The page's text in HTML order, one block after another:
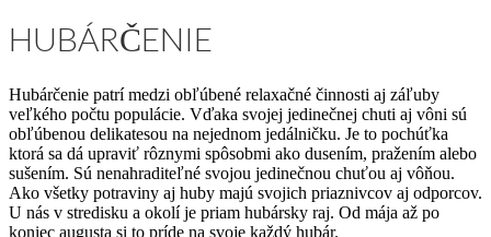
HUBÁRČENIE
Hubárčenie patrí medzi obľúbené relaxačné činnosti aj záľuby
veľkého počtu populácie. Vďaka svojej jedinečnej chuti aj vôni sú
obľúbenou delikatesou na nejednom jedálničku. Je to pochúťka
ktorá sa dá upraviť rôznymi spôsobmi ako dusením, pražením alebo
sušením. Sú nenahraditeľné svojou jedinečnou chuťou aj vôňou.
Ako všetky potraviny aj huby majú svojich priaznivcov aj odporcov.
U nás v stredisku a okolí je priam hubársky raj. Od mája až po
koniec augusta si to príde na svoje každý hubár.